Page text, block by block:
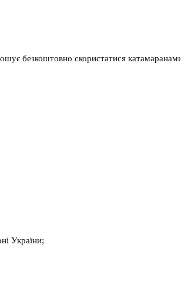
безкоштовно скористатися
України;